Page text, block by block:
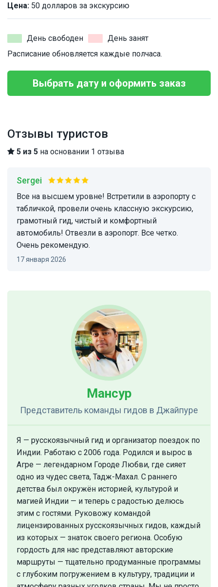
Цена: 50 долларов за экскурсию
День свободен
День занят
Расписание обновляется каждые полчаса.
Выбрать дату и оформить заказ
Отзывы туристов
5 из 5 на основании 1 отзыва
Sergei
Все на высшем уровне! Встретили в аэропорту с
табличкой, провели очень классную экскурсию,
грамотный гид, чистый и комфортный
автомобиль! Отвезли в аэропорт. Все четко.
Очень рекомендую.
17 января 2026
Мансур
Представитель команды гидов в Джайпуре
Я — русскоязычный гид и организатор поездок по
Индии. Работаю с 2006 года. Родился и вырос в
Агре — легендарном Городе Любви, где сияет
одно из чудес света, Тадж-Махал. С раннего
детства был окружён историей, культурой и
магией Индии — и теперь с радостью делюсь
этим с гостями. Руковожу командой
лицензированных русскоязычных гидов, каждый
из которых — знаток своего региона. Особую
гордость для нас представляют авторские
маршруты — тщательно продуманные программы
с глубоким погружением в культуру, традиции и